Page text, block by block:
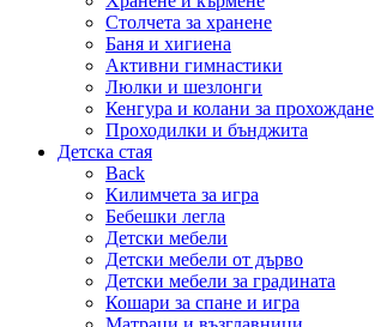
Столчета за хранене
Баня и хигиена
Активни гимнастики
Люлки и шезлонги
Кенгура и колани за прохождане
Проходилки и бънджита
Детска стая
Back
Килимчета за игра
Бебешки легла
Детски мебели
Детски мебели от дърво
Детски мебели за градината
Кошари за спане и игра